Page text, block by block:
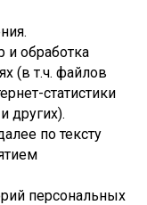
и обработка
(в т.ч. файлов
статистики
других).
по тексту
персональных